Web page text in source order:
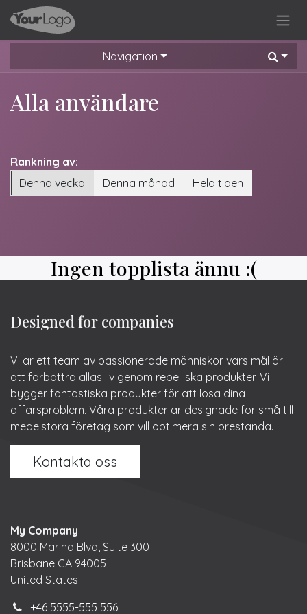
Hoppa till innehåll
Navigation
Alla användare
Rankning av:
Denna vecka
Denna månad Hela tiden
Ingen topplista ännu :(
Designed for companies
Vi är ett team av passionerade människor vars mål är
att förbättra allas liv genom rebelliska produkter. Vi
bygger fantastiska produkter för att lösa dina
affärsproblem. Våra produkter är designade för små till
medelstora företag som vill optimera sin prestanda.
Kontakta oss
My Company
8000 Marina Blvd, Suite 300
Brisbane CA 94005
United States
+46 5555-555 556